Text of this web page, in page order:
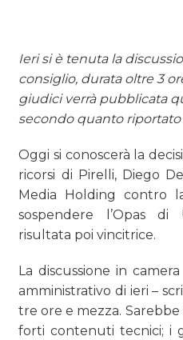
RADIO / AUDIO
TV
RICERCHE
PREVISIONI/SCENARI
Ieri si è tenuta la
consiglio, durata oltre 3
giudici verrà pubblicata
secondo quanto riportato
Oggi si conoscerà la
ricorsi di Pirelli, Diego
Media Holding contro
sospendere l’Opas
risultata poi vincitrice.
La discussione in
amministrativo di ieri –
tre ore e mezza.
forti contenuti tecnici; i